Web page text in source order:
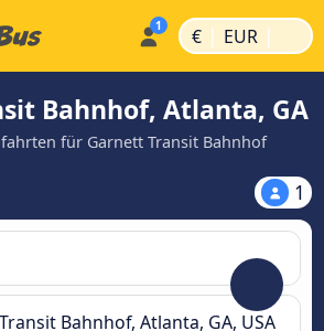
€ | EUR |
Bahnhof, Atlanta, GA
für Garnett Transit Bahnhof
1